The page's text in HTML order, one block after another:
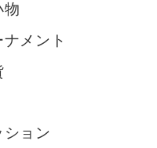
物
メント
ション